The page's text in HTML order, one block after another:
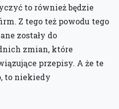
to również będzie
Z tego też powodu tego
zostały do
zmian, które
przepisy. A że te
to niekiedy